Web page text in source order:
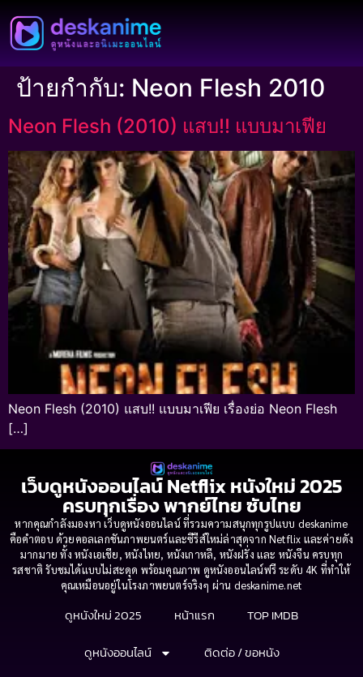
ป้ายกำกับ: Neon Flesh 2010
Neon Flesh (2010) แสบ!! แบบมาเฟีย
Neon Flesh (2010) แสบ!! แบบมาเฟีย เรื่องย่อ Neon Flesh
[…]
เว็บดูหนังออนไลน์ Netflix หนังใหม่ 2025
ครบทุกเรื่อง พากย์ไทย ซับไทย
หากคุณกำลังมองหา เว็บดูหนังออนไลน์ ที่รวมความสนุกทุกรูปแบบ deskanime
คือคำตอบ ด้วยคอลเลกชันภาพยนตร์และซีรีส์ใหม่ล่าสุดจาก Netflix และค่ายดัง
มากมาย ทั้ง หนังเอเชีย, หนังไทย, หนังเกาหลี, หนังฝรั่ง และ หนังจีน ครบทุก
รสชาติ รับชมได้แบบไม่สะดุด พร้อมคุณภาพ ดูหนังออนไลน์ฟรี ระดับ 4K ที่ทำให้
คุณเหมือนอยู่ในโรงภาพยนตร์จริงๆ ผ่าน deskanime.net
ดูหนังใหม่ 2025 หน้าแรก
TOP IMDB
ดูหนังออนไลน์
ติดต่อ / ขอหนัง